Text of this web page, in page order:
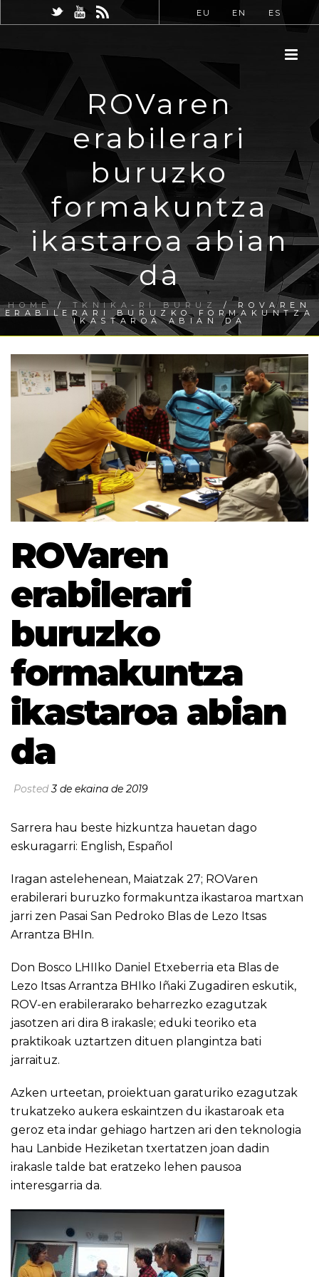
EU EN ES
ROVaren
erabilerari
buruzko
formakuntza
ikastaroa abian
da
HOME / TKNIKA-RI BURUZ / ROVAREN
ERABILERARI BURUZKO FORMAKUNTZA
IKASTAROA ABIAN DA
ROVaren
erabilerari
buruzko
formakuntza
ikastaroa abian
da
Posted3 de ekaina de 2019
Sarrera hau beste hizkuntza hauetan dago
eskuragarri: English, Español
Iragan astelehenean, Maiatzak 27; ROVaren
erabilerari buruzko formakuntza ikastaroa martxan
jarri zen Pasai San Pedroko Blas de Lezo Itsas
Arrantza BHIn.
Don Bosco LHIIko Daniel Etxeberria eta Blas de
Lezo Itsas Arrantza BHIko Iñaki Zugadiren eskutik,
ROV-en erabilerarako beharrezko ezagutzak
jasotzen ari dira 8 irakasle; eduki teoriko eta
praktikoak uztartzen dituen plangintza bati
jarraituz.
Azken urteetan, proiektuan garaturiko ezagutzak
trukatzeko aukera eskaintzen du ikastaroak eta
geroz eta indar gehiago hartzen ari den teknologia
hau Lanbide Heziketan txertatzen joan dadin
irakasle talde bat eratzeko lehen pausoa
interesgarria da.